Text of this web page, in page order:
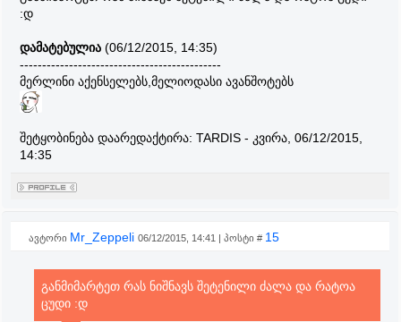
:დ
დამატებულია (06/12/2015, 14:35)
---------------------------------------------
მერლინი აქენსელებს,მელიოდასი ავანშოტებს
შეტყობინება დაარედაქტირა: TARDIS - კვირა, 06/12/2015,
14:35
ავტორი Mr_Zeppeli 06/12/2015, 14:41 | პოსტი # 15
განმიმარტეთ რას ნიშნავს შეტენილი ძალა და რატოა
ცუდი :დ